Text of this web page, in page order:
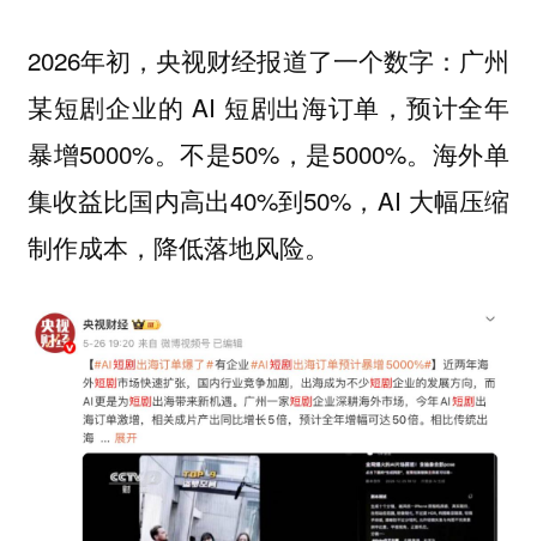
2026年初，央视财经报道了一个数字：广州
某短剧企业的 AI 短剧出海订单，预计全年
暴增5000%。不是50%，是5000%。海外单
集收益比国内高出40%到50%，AI 大幅压缩
制作成本，降低落地风险。